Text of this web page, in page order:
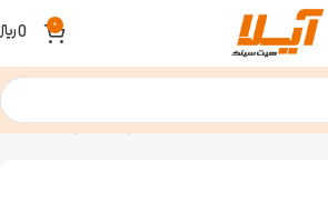
0
0
نمایش 1–12 از 223 نتیجه